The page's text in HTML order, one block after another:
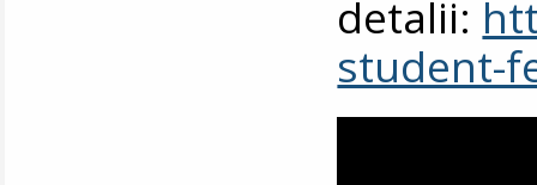
detalii:
student-